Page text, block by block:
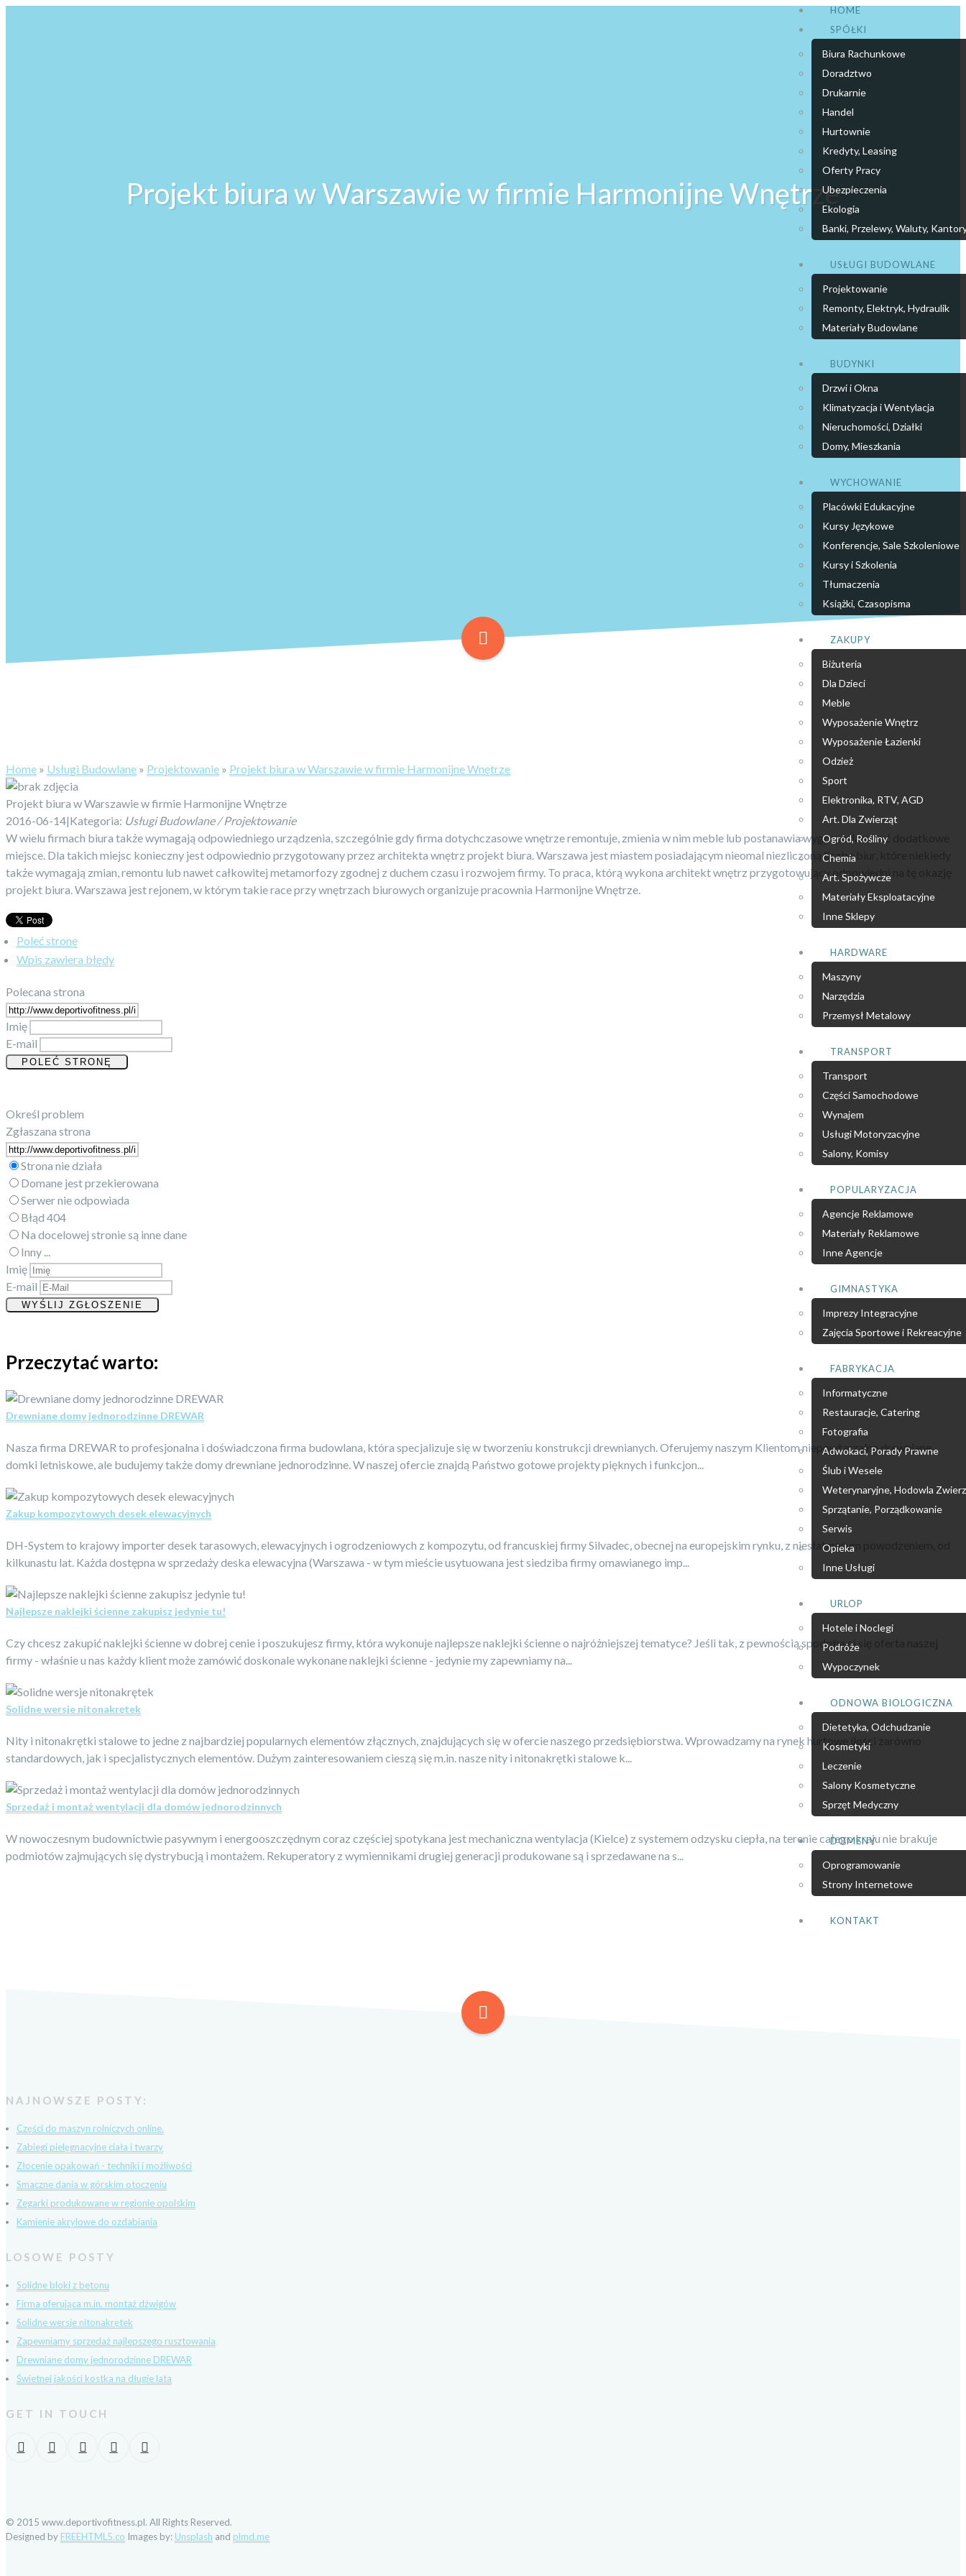
HOME
SPÓŁKI
Biura Rachunkowe
Doradztwo
Drukarnie
Handel
Hurtownie
Kredyty, Leasing
Oferty Pracy
Ubezpieczenia
Ekologia
Banki, Przelewy, Waluty,
USŁUGI BUDOWLANE
Projektowanie
Remonty, Elektryk, Hydraulik
Materiały Budowlane
BUDYNKI
Drzwi i Okna
Klimatyzacja i Wentylacja
Nieruchomości, Działki
Domy, Mieszkania
WYCHOWANIE
Placówki Edukacyjne
Kursy Językowe
Konferencje, Sale Szkoleniowe
Kursy i Szkolenia
Tłumaczenia
Książki, Czasopisma
ZAKUPY
Biżuteria
Dla Dzieci
Meble
Wyposażenie Wnętrz
Wyposażenie Łazienki
Odzież
Sport
Elektronika, RTV, AGD
Art. Dla Zwierząt
Ogród, Rośliny
Chemia
Art. Spożywcze
Materiały Eksploatacyjne
Inne Sklepy
HARDWARE
Maszyny
Narzędzia
Przemysł Metalowy
TRANSPORT
Transport
Części Samochodowe
Wynajem
Usługi Motoryzacyjne
Salony, Komisy
POPULARYZACJA
Agencje Reklamowe
Materiały Reklamowe
Inne Agencje
GIMNASTYKA
Imprezy Integracyjne
Zajęcia Sportowe i Rekreacyjne
FABRYKACJA
Informatyczne
Restauracje, Catering
Fotografia
Adwokaci, Porady Prawne
Ślub i Wesele
Weterynaryjne, Hodowla
Sprzątanie, Porządkowanie
Serwis
Opieka
Inne Usługi
URLOP
Hotele i Noclegi
Podróże
Wypoczynek
ODNOWA BIOLOGICZNA
Dietetyka, Odchudzanie
Kosmetyki
Leczenie
Salony Kosmetyczne
Sprzęt Medyczny
DOMENY
Oprogramowanie
Strony Internetowe
KONTAKT
Projekt biura w Warszawie w firmie Harmonijne Wnętrze
Home » Usługi Budowlane » Projektowanie » Projekt biura w Warszawie w firmie Harmonijne Wnętrze
Projekt biura w Warszawie w firmie Harmonijne Wnętrze
2016-06-14|Kategoria: Usługi Budowlane / Projektowanie
W wielu firmach biura także wymagają odpowiedniego urządzenia, szczególnie gdy firma dotychczasowe wnętrze remontuje, zmienia w nim meble lub postanawia wygospodarować dodatkowe
miejsce. Dla takich miejsc konieczny jest odpowiednio przygotowany przez architekta wnętrz projekt biura. Warszawa jest miastem posiadającym nieomal niezliczoną liczbę biur, które niekiedy
także wymagają zmian, remontu lub nawet całkowitej metamorfozy zgodnej z duchem czasu i rozwojem firmy. To praca, którą wykona architekt wnętrz przygotowujący odpowiedni na tę okazję
projekt biura. Warszawa jest rejonem, w którym takie race przy wnętrzach biurowych organizuje pracownia Harmonijne Wnętrze.
Poleć stronę
Wpis zawiera błędy
Polecana strona
Imię
E-mail
Określ problem
Zgłaszana strona
Strona nie działa
Domane jest przekierowana
Serwer nie odpowiada
Błąd 404
Na docelowej stronie są inne dane
Inny ...
Imię
E-mail
Przeczytać warto:
Drewniane domy jednorodzinne DREWAR
Nasza firma DREWAR to profesjonalna i doświadczona firma budowlana, która specjalizuje się w tworzeniu konstrukcji drewnianych. Oferujemy naszym Klientom niepowtarzalne drewniane
domki letniskowe, ale budujemy także domy drewniane jednorodzinne. W naszej ofercie znajdą Państwo gotowe projekty pięknych i funkcjon...
Zakup kompozytowych desek elewacyjnych
DH-System to krajowy importer desek tarasowych, elewacyjnych i ogrodzeniowych z kompozytu, od francuskiej firmy Silvadec, obecnej na europejskim rynku, z niesłabnącym powodzeniem, od
kilkunastu lat. Każda dostępna w sprzedaży deska elewacyjna (Warszawa - w tym mieście usytuowana jest siedziba firmy omawianego imp...
Najlepsze naklejki ścienne zakupisz jedynie tu!
Czy chcesz zakupić naklejki ścienne w dobrej cenie i poszukujesz firmy, która wykonuje najlepsze naklejki ścienne o najróżniejszej tematyce? Jeśli tak, z pewnością spodoba ci się oferta naszej
firmy - właśnie u nas każdy klient może zamówić doskonale wykonane naklejki ścienne - jedynie my zapewniamy na...
Solidne wersje nitonakrętek
Nity i nitonakrętki stalowe to jedne z najbardziej popularnych elementów złącznych, znajdujących się w ofercie naszego przedsiębiorstwa. Wprowadzamy na rynek hurtowe ilości zarówno
standardowych, jak i specjalistycznych elementów. Dużym zainteresowaniem cieszą się m.in. nasze nity i nitonakrętki stalowe k...
Sprzedaż i montaż wentylacji dla domów jednorodzinnych
W nowoczesnym budownictwie pasywnym i energooszczędnym coraz częściej spotykana jest mechaniczna wentylacja (Kielce) z systemem odzysku ciepła, na terenie całego kraju nie brakuje
podmiotów zajmujących się dystrybucją i montażem. Rekuperatory z wymiennikami drugiej generacji produkowane są i sprzedawane na s...
NAJNOWSZE POSTY:
Części do maszyn rolniczych online.
Zabiegi pielęgnacyjne ciała i twarzy
Złocenie opakowań - techniki i możliwości
Smaczne dania w górskim otoczeniu
Zegarki produkowane w regionie opolskim
Kamienie akrylowe do ozdabiania
LOSOWE POSTY
Solidne bloki z betonu
Firma oferująca m.in. montaż dźwigów
Solidne wersje nitonakrętek
Zapewniamy sprzedaż najlepszego rusztowania
Drewniane domy jednorodzinne DREWAR
Świetnej jakości kostka na długie lata
GET IN TOUCH
© 2015 www.deportivofitness.pl. All Rights Reserved.
Designed by FREEHTML5.co Images by: Unsplash and plmd.me